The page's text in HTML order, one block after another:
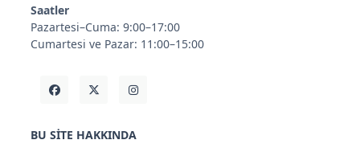
Saatler
Pazartesi–Cuma: 9:00–17:00
Cumartesi ve Pazar: 11:00–15:00
BU SITE HAKKINDA